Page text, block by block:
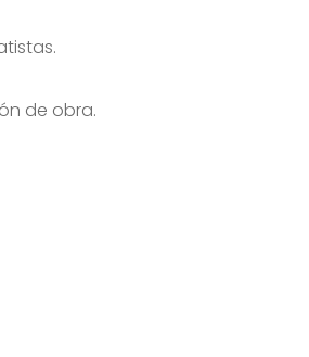
de obra.